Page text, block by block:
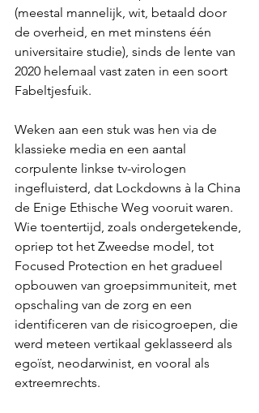
(meestal mannelijk, wit, betaald door
de overheid, en met minstens één
universitaire studie), sinds de lente van
2020 helemaal vast zaten in een soort
Fabeltjesfuik.
Weken aan een stuk was hen via de
klassieke media en een aantal
corpulente linkse tv-virologen
ingefluisterd, dat Lockdowns à la China
de Enige Ethische Weg vooruit waren.
Wie toentertijd, zoals ondergetekende,
opriep tot het Zweedse model, tot
Focused Protection en het gradueel
opbouwen van groepsimmuniteit, met
opschaling van de zorg en een
identificeren van de risicogroepen, die
werd meteen vertikaal geklasseerd als
egoïst, neodarwinist, en vooral als
extreemrechts.